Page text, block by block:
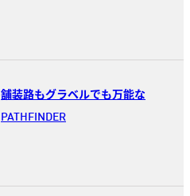
舗装路もグラベルでも万能な
PATHFINDER